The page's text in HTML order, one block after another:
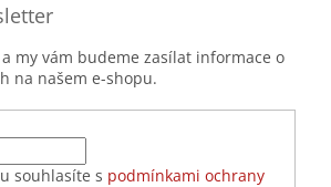
my vám budeme zasílat informace o
na našem e-shopu.
souhlasíte s podmínkami ochrany